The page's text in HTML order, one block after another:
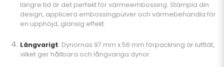
längre tid är det perfekt för värmeembossing. Stämpla din
design, applicera embossingpulver och värmebehandla för
en upphöjd, glansig effekt.
Långvarigt: Dynornas 97 mm x 56 mm förpackning är lufttät,
vilket ger hållbara och långvariga dynor.